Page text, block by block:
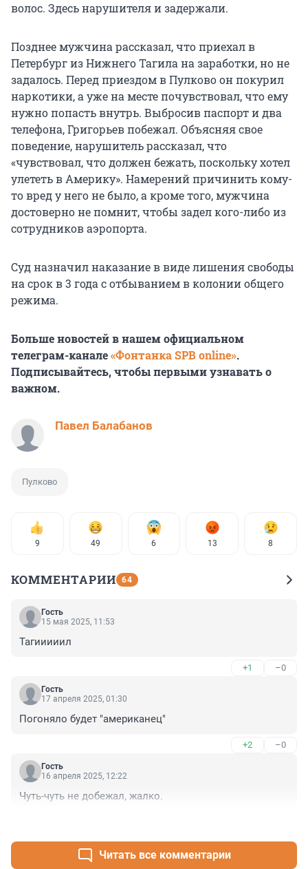
волос. Здесь нарушителя и задержали.
Позднее мужчина рассказал, что приехал в
Петербург из Нижнего Тагила на заработки, но не
задалось. Перед приездом в Пулково он покурил
наркотики, а уже на месте почувствовал, что ему
нужно попасть внутрь. Выбросив паспорт и два
телефона, Григорьев побежал. Объясняя свое
поведение, нарушитель рассказал, что
«чувствовал, что должен бежать, поскольку хотел
улететь в Америку». Намерений причинить кому-
то вред у него не было, а кроме того, мужчина
достоверно не помнит, чтобы задел кого-либо из
сотрудников аэропорта.
Суд назначил наказание в виде лишения свободы
на срок в 3 года с отбыванием в колонии общего
режима.
Больше новостей в нашем официальном
телеграм-канале«Фонтанка SPB online».
Подписывайтесь, чтобы первыми узнавать о
важном.
Павел Балабанов
Пулково
9 49 6 13 8
КОММЕНТАРИИ 64
Гость
15 мая 2025, 11:53
Тагииииил
+1 –0
Гость
17 апреля 2025, 01:30
Погоняло будет "американец"
+2 –0
Гость
16 апреля 2025, 12:22
Чуть-чуть не добежал, жалко.
Читать все комментарии